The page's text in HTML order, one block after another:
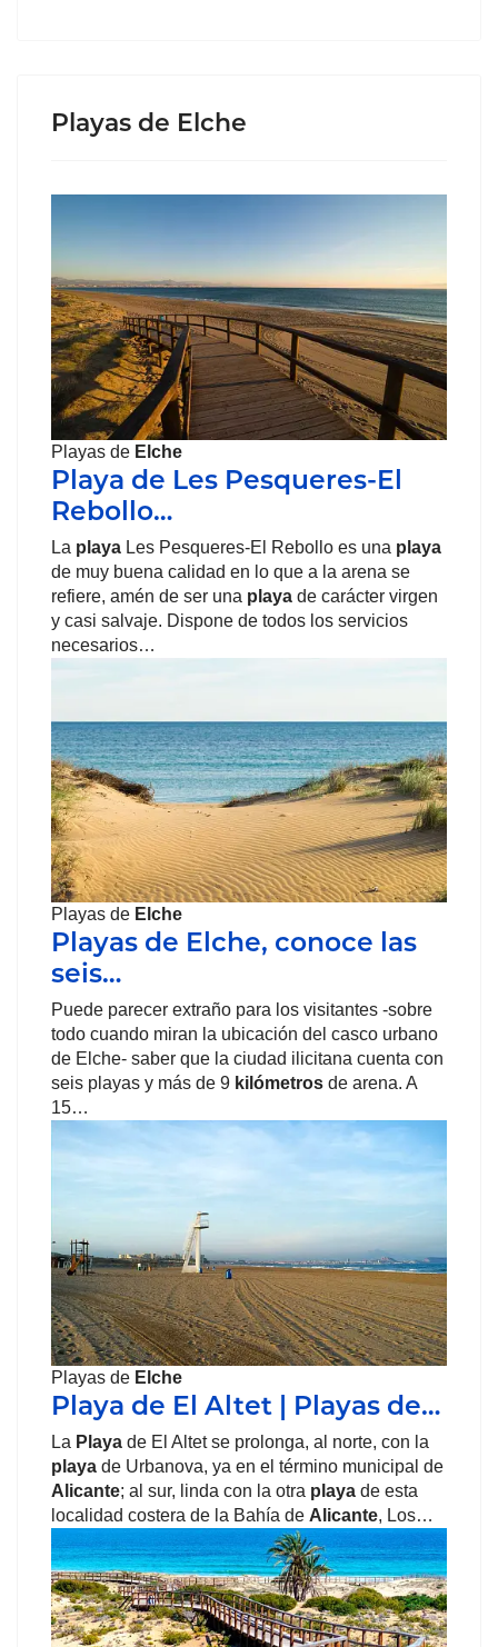
Playas de Elche
Playas de Elche
Playa de Les Pesqueres-El
Rebollo…
La playa Les Pesqueres-El Rebollo es una playa
de muy buena calidad en lo que a la arena se
refiere, amén de ser una playa de carácter virgen
y casi salvaje. Dispone de todos los servicios
necesarios…
Playas de Elche
Playas de Elche, conoce las
seis…
Puede parecer extraño para los visitantes -sobre
todo cuando miran la ubicación del casco urbano
de Elche- saber que la ciudad ilicitana cuenta con
seis playas y más de 9 kilómetros de arena. A
15…
Playas de Elche
Playa de El Altet | Playas de…
La Playa de El Altet se prolonga, al norte, con la
playa de Urbanova, ya en el término municipal de
Alicante; al sur, linda con la otra playa de esta
localidad costera de la Bahía de Alicante, Los…